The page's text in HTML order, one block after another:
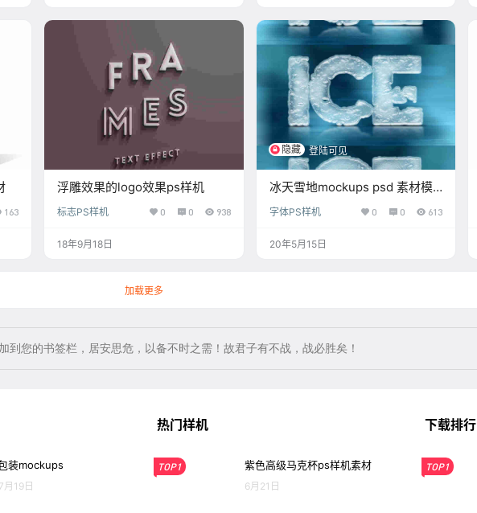
163
浮雕效果的logo效果ps样机
标志PS样机 0 0 938
18年9月18日
隐藏 登陆可见
冰天雪地mockups psd 素材模
版
字体PS样机 0 0 613
20年5月15日
加载更多
到您的书签栏，居安思危，以备不时之需！故君子有不战，战必胜矣！
装mockups
月19日
热门样机
TOP1 紫色高级马克杯ps样机素材
6月21日
下载排行
TOP1